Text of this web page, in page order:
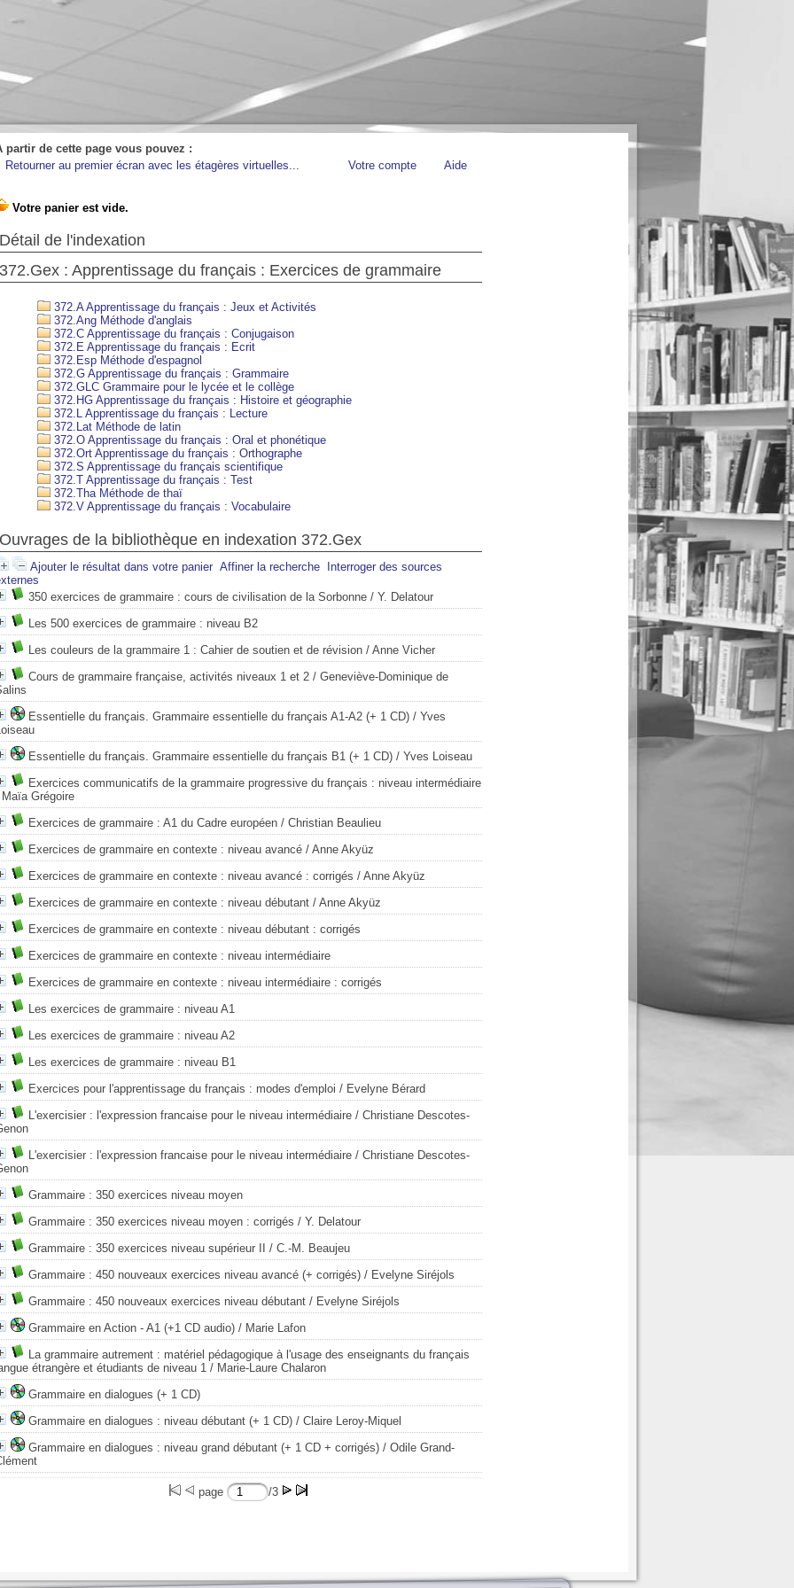
partir de cette page vous pouvez :
Retourner au premier écran avec les étagères virtuelles...
Votre compte Aide
Détail de l'indexation
372.Gex : Apprentissage du français : Exercices de grammaire
372.A Apprentissage du français : Jeux et Activités
372.Ang Méthode d'anglais
372.C Apprentissage du français : Conjugaison
372.E Apprentissage du français : Ecrit
372.Esp Méthode d'espagnol
372.G Apprentissage du français : Grammaire
372.GLC Grammaire pour le lycée et le collège
372.HG Apprentissage du français : Histoire et géographie
372.L Apprentissage du français : Lecture
372.Lat Méthode de latin
372.O Apprentissage du français : Oral et phonétique
372.Ort Apprentissage du français : Orthographe
372.S Apprentissage du français scientifique
372.T Apprentissage du français : Test
372.Tha Méthode de thaï
372.V Apprentissage du français : Vocabulaire
Ouvrages de la bibliothèque en indexation 372.Gex
Ajouter le résultat dans votre panier Affiner la recherche
Interroger des sources
350 exercices de grammaire : cours de civilisation de la Sorbonne / Y. Delatour
Les 500 exercices de grammaire : niveau B2
Les couleurs de la grammaire 1 : Cahier de soutien et de révision / Anne Vicher
Cours de grammaire française, activités niveaux 1 et 2 / Geneviève-Dominique de
Essentielle du français. Grammaire essentielle du français A1-A2 (+ 1 CD) / Yves
Essentielle du français. Grammaire essentielle du français B1 (+ 1 CD) / Yves Loiseau
Exercices communicatifs de la grammaire progressive du français : niveau intermédiaire
Grégoire
Exercices de grammaire : A1 du Cadre européen / Christian Beaulieu
Exercices de grammaire en contexte : niveau avancé / Anne Akyüz
Exercices de grammaire en contexte : niveau avancé : corrigés / Anne Akyüz
Exercices de grammaire en contexte : niveau débutant / Anne Akyüz
Exercices de grammaire en contexte : niveau débutant : corrigés
Exercices de grammaire en contexte : niveau intermédiaire
Exercices de grammaire en contexte : niveau intermédiaire : corrigés
Les exercices de grammaire : niveau A1
Les exercices de grammaire : niveau A2
Les exercices de grammaire : niveau B1
Exercices pour l'apprentissage du français : modes d'emploi / Evelyne Bérard
L'exercisier : l'expression francaise pour le niveau intermédiaire / Christiane Descotes-
L'exercisier : l'expression francaise pour le niveau intermédiaire / Christiane Descotes-
Grammaire : 350 exercices niveau moyen
Grammaire : 350 exercices niveau moyen : corrigés / Y. Delatour
Grammaire : 350 exercices niveau supérieur II
/ C.-M. Beaujeu
Grammaire : 450 nouveaux exercices niveau avancé (+ corrigés) / Evelyne Siréjols
Grammaire : 450 nouveaux exercices niveau débutant / Evelyne Siréjols
Grammaire en Action - A1 (+1 CD audio) / Marie Lafon
La grammaire autrement : matériel pédagogique à l'usage des enseignants du français
étrangère et étudiants de niveau 1 / Marie-Laure Chalaron
Grammaire en dialogues (+ 1 CD)
Grammaire en dialogues : niveau débutant (+ 1 CD) / Claire Leroy-Miquel
Grammaire en dialogues : niveau grand débutant (+ 1 CD + corrigés) / Odile Grand-
page /3